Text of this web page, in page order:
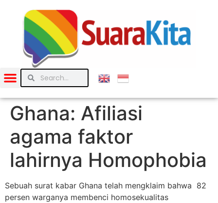
Ghana: Afiliasi
agama faktor
lahirnya Homophobia
Sebuah surat kabar Ghana telah mengklaim bahwa 82
persen warganya membenci homosekualitas